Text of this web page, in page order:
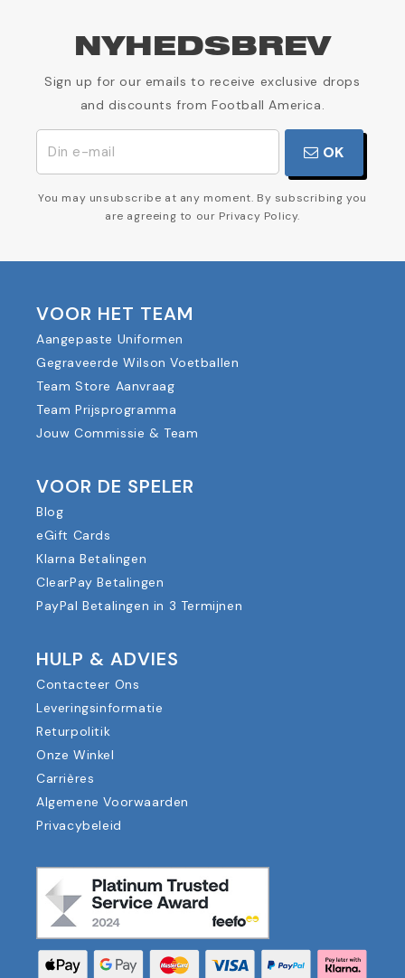
NYHEDSBREV
Sign up for our emails to receive exclusive drops
and discounts from Football America.
OK
You may unsubscribe at any moment. By subscribing you
are agreeing to our Privacy Policy.
VOOR HET TEAM
Aangepaste Uniformen
Gegraveerde Wilson Voetballen
Team Store Aanvraag
Team Prijsprogramma
Jouw Commissie & Team
VOOR DE SPELER
Blog
eGift Cards
Klarna Betalingen
ClearPay Betalingen
PayPal Betalingen in 3 Termijnen
HULP & ADVIES
Contacteer Ons
Leveringsinformatie
Returpolitik
Onze Winkel
Carrières
Algemene Voorwaarden
Privacybeleid